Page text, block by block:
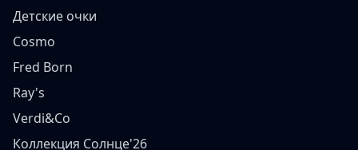
Детские очки
Cosmo
Fred Born
Ray's
Verdi&Co
Коллекция Солнце'26